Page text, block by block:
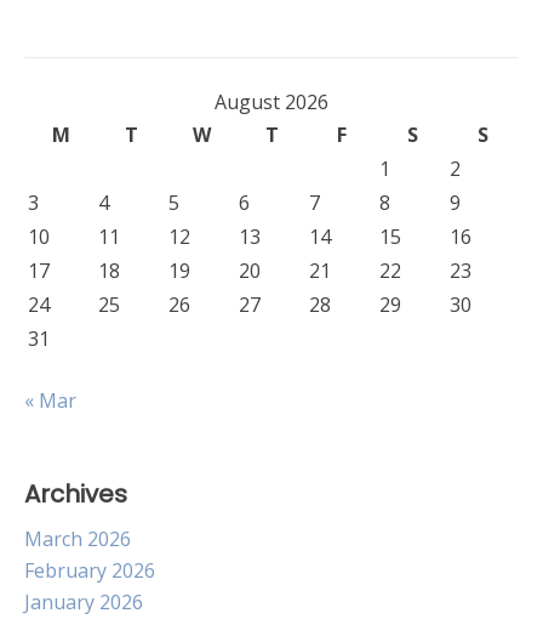
August 2026
M
T W T F S
S
1
2
3
4 5 6 7 8
9
10
11 12 13 14 15
16
17
18 19 20 21 22
23
24
25 26 27 28 29
30
31
« Mar
Archives
March 2026
February 2026
January 2026